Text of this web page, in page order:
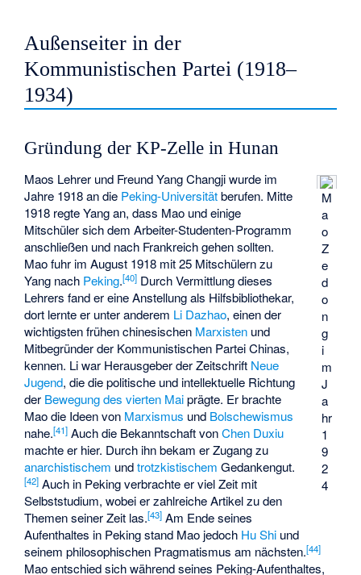
Außenseiter in der
Kommunistischen Partei (1918–
1934)
Gründung der KP-Zelle in Hunan
M
a
o
Z
e
d
o
n
g
i
m
J
a
hr
1
9
2
4
Maos Lehrer und Freund Yang Changji wurde im
Jahre 1918 an die Peking-Universitätberufen. Mitte
1918 regte Yang an, dass Mao und einige
Mitschüler sich dem Arbeiter-Studenten-Programm
anschließen und nach Frankreich gehen sollten.
Mao fuhr im August 1918 mit 25 Mitschülern zu
Yang nach Peking.[40] Durch Vermittlung dieses
Lehrers fand er eine Anstellung als Hilfsbibliothekar,
dort lernte er unter anderem Li Dazhao, einen der
wichtigsten frühen chinesischen Marxisten und
Mitbegründer der Kommunistischen Partei Chinas,
kennen. Li war Herausgeber der Zeitschrift Neue
Jugend, die die politische und intellektuelle Richtung
der Bewegung des vierten Maiprägte. Er brachte
Mao die Ideen von Marxismus und Bolschewismus
nahe.[41] Auch die Bekanntschaft vonChen Duxiu
machte er hier. Durch ihn bekam er Zugang zu
anarchistischem undtrotzkistischem Gedankengut.
[42] Auch in Peking verbrachte er viel Zeit mit
Selbststudium, wobei er zahlreiche Artikel zu den
Themen seiner Zeit las.[43] Am Ende seines
Aufenthaltes in Peking stand Mao jedoch Hu Shi und
seinem philosophischen Pragmatismus am nächsten.[44]
Mao entschied sich während seines Peking-Aufenthaltes,